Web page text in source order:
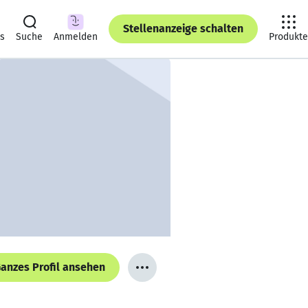
Suche Anmelden
Stellenanzeige schalten
Produkte
Profil ansehen